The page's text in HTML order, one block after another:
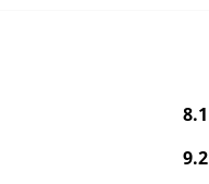
8.1
9.2